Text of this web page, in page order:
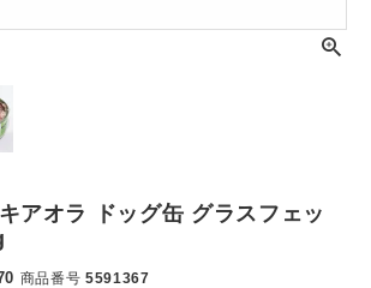
アオラ ドッグ缶 グラスフェッ
商品番号 5591367